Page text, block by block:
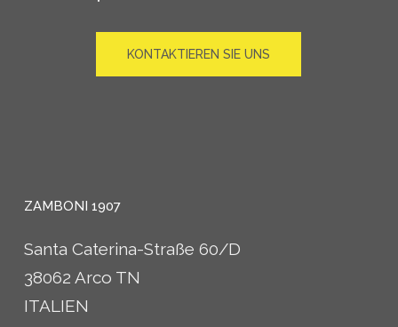
KONTAKTIEREN SIE UNS
ZAMBONI 1907
Santa Caterina-Straße 60/D
38062 Arco TN
ITALIEN